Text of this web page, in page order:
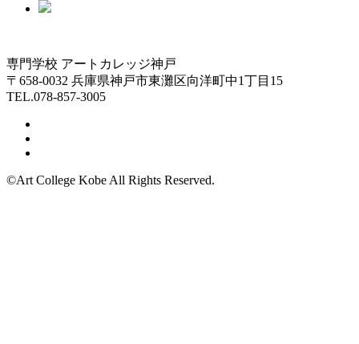
専門学校 アートカレッジ神戸
〒658-0032 兵庫県神戸市東灘区向洋町中1丁目15
TEL.078-857-3005
©Art College Kobe All Rights Reserved.